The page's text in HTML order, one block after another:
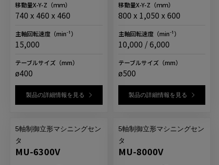
移動量X-Y-Z （ｍｍ）
740 x 460 x 460
主軸回転速度 （min⁻¹）
15,000
テーブルサイズ （mm）
ø400
製品の詳細情報を見る
移動量X-Y-Z （ｍｍ）
800 x 1,050 x 600
主軸回転速度（min⁻¹）
10,000 / 6,000
テーブルサイズ（mm）
ø500
製品の詳細情報を見る
5軸制御立形マシニングセン
タ
MU-6300V
5軸制御立形マシニングセン
タ
MU-8000V